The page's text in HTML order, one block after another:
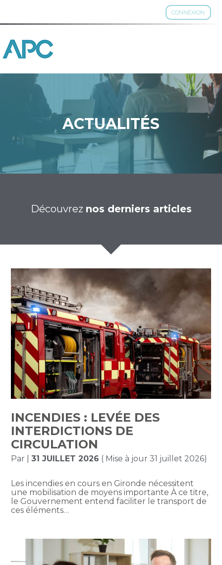
CONNEXION
Aller
au
ACTUALITÉS
Découvrez nos derniers articles
INCENDIES : LEVÉE DES
INTERDICTIONS DE
CIRCULATION
Par |31 JUILLET 2026 ( Mise à jour 31 juillet 2026)
Les incendies en cours en Gironde nécessitent
une mobilisation de moyens importante À ce titre,
le Gouvernement entend faciliter le transport de
ces éléments…